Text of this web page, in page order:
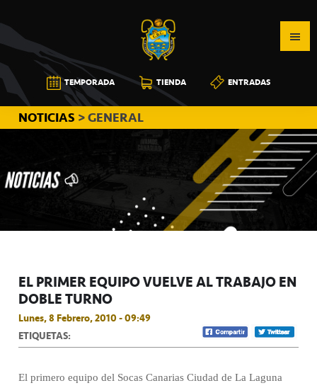
a
la
navegación
principal
al
contenido
principal
a
la
barra
lateral
principal
CB
CANARIAS
TEMPORADA TIENDA ENTRADAS
NOTICIAS > GENERAL
EL PRIMER EQUIPO VUELVE AL TRABAJO EN
DOBLE TURNO
Lunes, 8 Febrero, 2010 - 09:49
ETIQUETAS:
El primero equipo del Socas Canarias Ciudad de La Laguna